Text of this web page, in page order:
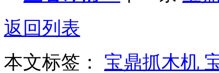
返回列表
本文标签： 宝鼎抓木机